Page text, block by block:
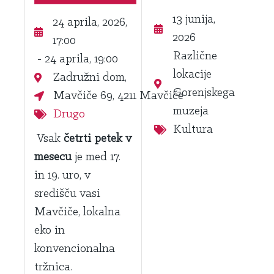
24 aprila, 2026,
17:00
- 24 aprila, 19:00
Zadružni dom,
Mavčiče 69, 4211 Mavčiče
Drugo
Vsak četrti petek v
mesecuje med 17.
in 19. uro, v
središču vasi
Mavčiče, lokalna
eko in
konvencionalna
tržnica.
13 junija,
2026
Različne
lokacije
Gorenjskega
muzeja
Kultura